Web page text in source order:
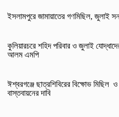
ইসলামপুরে জামায়াতের গণমিছিল, জুলাই
কুলিয়ারচরে শহিদ পরিবার ও জুলাই
আলম এমপি
ঈশ্বরগঞ্জে ছাত্রশিবিরের বিক্ষোভ মিছিল
বাস্তবায়নের দাবি